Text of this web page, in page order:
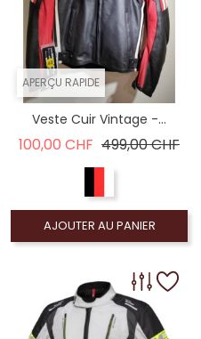
APERÇU RAPIDE
Veste Cuir Vintage -...
100,00 CHF Prix de base
499,00 CHF
AJOUTER AU PANIER